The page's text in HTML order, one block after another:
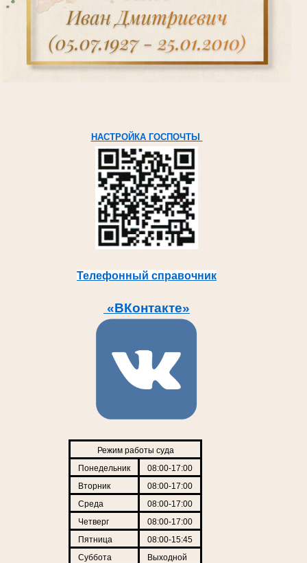
НАСТРОЙКА ГОСПОЧТЫ
Телефонный справочник
«ВКонтакте»
Режим работы суда
Понедельник
08:00-17:00
Вторник
08:00-17:00
Среда
08:00-17:00
Четверг
08:00-17:00
Пятница
08:00-15:45
Суббота
Выходной